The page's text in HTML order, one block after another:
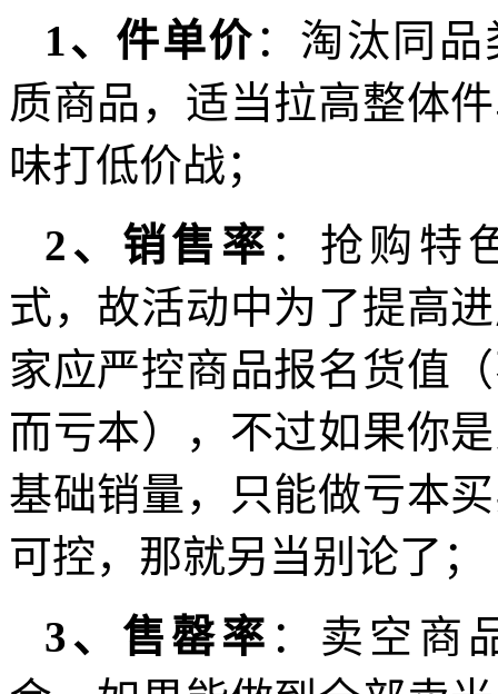
1、件单价：淘汰同
质商品，适当拉高整体
味打低价战；
2、销售率 ：抢购特
式，故活动中为了提高
家应严控商品报名货值
而亏本），不过如果你
基础销量，只能做亏本
可控，那就另当别论了；
3、售罄率 ：卖空商